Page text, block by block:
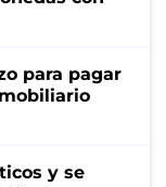
para pagar
y se